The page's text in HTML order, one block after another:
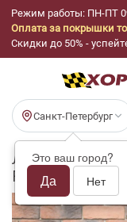
Режим работы: ПН-ПТ
Оплата за покрышки
Скидки до 50% -
Санкт-Петербург
Это ваш город?
Да Нет
Летние шины
Premium KL33